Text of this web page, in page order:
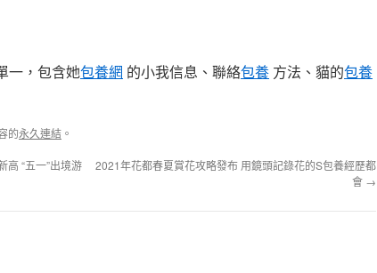
一，包含她包養網 的小我信息、聯絡包養 方法、貓的包養
的永久連結 。
高 “五一”出境游
2021年花都春夏賞花攻略發布 用鏡頭記錄花的S包養經歷都
會 →